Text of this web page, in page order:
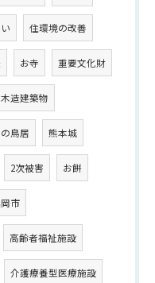
住環境の改善
お寺 重要文化財
木造建築物
鳥居 熊本城
2次被害 お餅
市
高齢者福祉施設
介護療養型医療施設